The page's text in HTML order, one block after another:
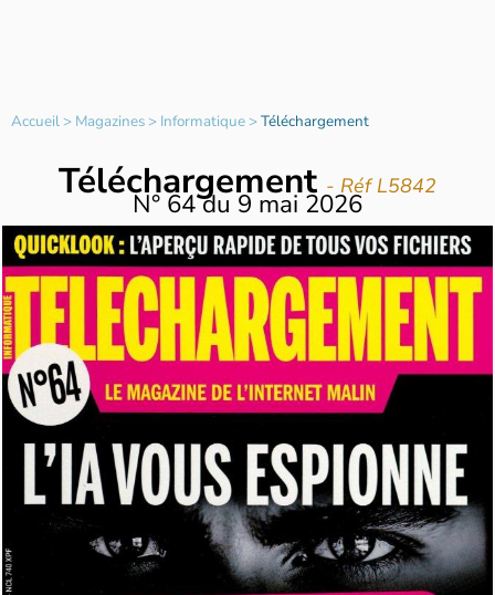
Accueil> Magazines> Informatique>Téléchargement
Téléchargement - Réf L5842
N°64du9 mai 2026